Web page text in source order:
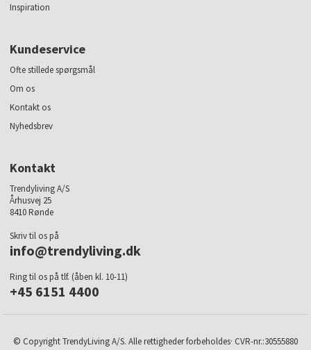
Inspiration
Kundeservice
Ofte stillede spørgsmål
Om os
Kontakt os
Nyhedsbrev
Kontakt
Trendyliving A/S
Århusvej 25
8410 Rønde
Skriv til os på
info@trendyliving.dk
Ring til os på tlf. (åben kl. 10-11)
+45 6151 4400
© Copyright TrendyLiving A/S. Alle rettigheder forbeholdes· CVR-nr.:30555880